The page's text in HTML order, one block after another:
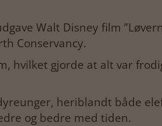
Walt Disney film
Conservancy.
hvilket gjorde at alt var
heriblandt både
og bedre med tiden.